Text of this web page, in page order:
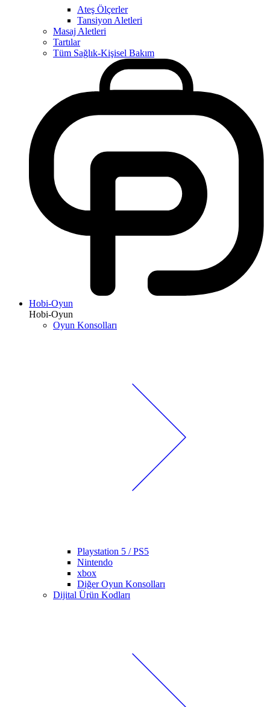
Ateş Ölçerler
Tansiyon Aletleri
Masaj Aletleri
Tartılar
Tüm Sağlık-Kişisel Bakım
Hobi-Oyun
Hobi-Oyun
Oyun Konsolları
Playstation 5 / PS5
Nintendo
xbox
Diğer Oyun Konsolları
Dijital Ürün Kodları